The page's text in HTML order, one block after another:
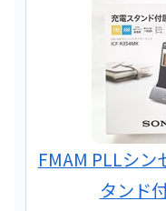
FMAM PLLシン
タンド